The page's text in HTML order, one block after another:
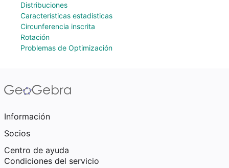
Distribuciones
Características estadísticas
Circunferencia inscrita
Rotación
Problemas de Optimización
Información
Socios
Centro de ayuda
Condiciones del servicio